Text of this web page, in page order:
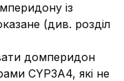
із
(див. розділ
домперидон
CYP3A4, які не